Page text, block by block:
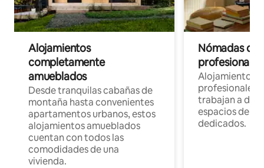
Alojamientos
completamente
amueblados
Desde tranquilas cabañas de
montaña hasta convenientes
apartamentos urbanos, estos
alojamientos amueblados
cuentan con todos las
comodidades de una
vivienda.
Nómadas
Alojamientos
profesionales
trabajan a
espacios de
dedicados.